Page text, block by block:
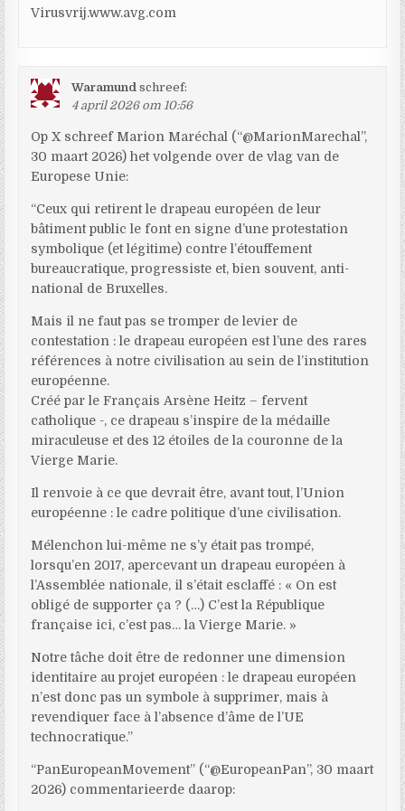
Virusvrij.www.avg.com
Waramund schreef:
4 april 2026 om 10:56
Op X schreef Marion Maréchal (“@MarionMarechal”,
30 maart 2026) het volgende over de vlag van de
Europese Unie:
“Ceux qui retirent le drapeau européen de leur
bâtiment public le font en signe d’une protestation
symbolique (et légitime) contre l’étouffement
bureaucratique, progressiste et, bien souvent, anti-
national de Bruxelles.
Mais il ne faut pas se tromper de levier de
contestation : le drapeau européen est l’une des rares
références à notre civilisation au sein de l’institution
européenne.
Créé par le Français Arsène Heitz – fervent
catholique -, ce drapeau s’inspire de la médaille
miraculeuse et des 12 étoiles de la couronne de la
Vierge Marie.
Il renvoie à ce que devrait être, avant tout, l’Union
européenne : le cadre politique d’une civilisation.
Mélenchon lui-même ne s’y était pas trompé,
lorsqu’en 2017, apercevant un drapeau européen à
l’Assemblée nationale, il s’était esclaffé : « On est
obligé de supporter ça ? (…) C’est la République
française ici, c’est pas… la Vierge Marie. »
Notre tâche doit être de redonner une dimension
identitaire au projet européen : le drapeau européen
n’est donc pas un symbole à supprimer, mais à
revendiquer face à l’absence d’âme de l’UE
technocratique.”
“PanEuropeanMovement” (“@EuropeanPan”, 30 maart
2026) commentarieerde daarop: